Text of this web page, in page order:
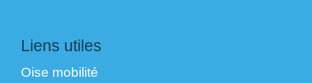
Liens utiles
Oise mobilité